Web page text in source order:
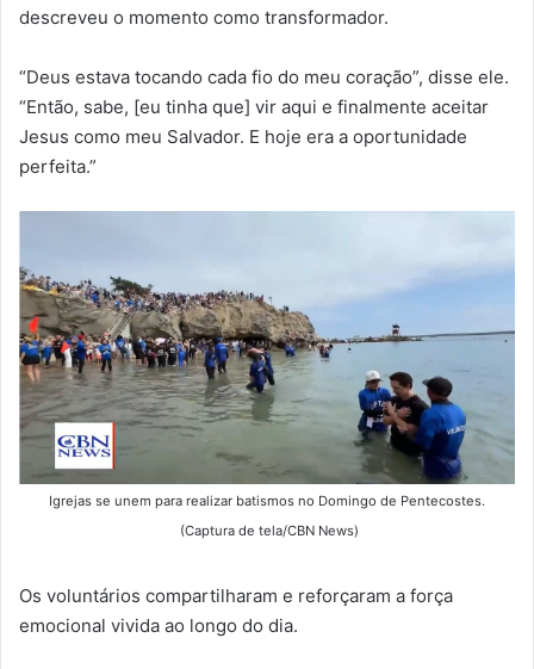
descreveu o momento como transformador.
“Deus estava tocando cada fio do meu coração”, disse ele.
“Então, sabe, [eu tinha que] vir aqui e finalmente aceitar
Jesus como meu Salvador. E hoje era a oportunidade
perfeita.”
Igrejas se unem para realizar batismos no Domingo de Pentecostes.
(Captura de tela/CBN News)
Os voluntários compartilharam e reforçaram a força
emocional vivida ao longo do dia.